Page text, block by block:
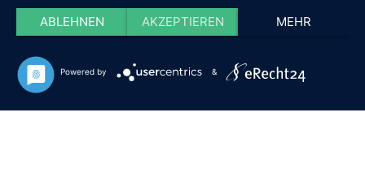
ABLEHNEN AKZEPTIEREN MEHR
Powered by &